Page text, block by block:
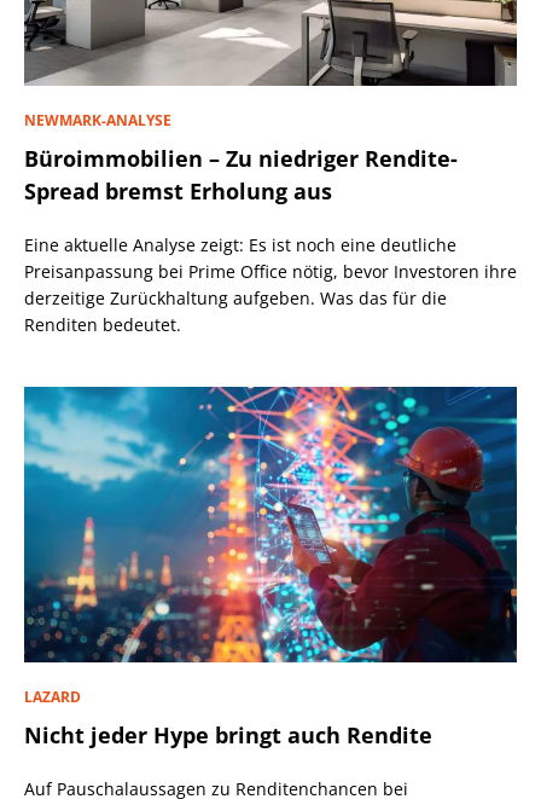
NEWMARK-ANALYSE
Büroimmobilien – Zu niedriger Rendite-
Spread bremst Erholung aus
Eine aktuelle Analyse zeigt: Es ist noch eine deutliche
Preisanpassung bei Prime Office nötig, bevor Investoren ihre
derzeitige Zurückhaltung aufgeben. Was das für die
Renditen bedeutet.
LAZARD
Nicht jeder Hype bringt auch Rendite
Auf Pauschalaussagen zu Renditenchancen bei